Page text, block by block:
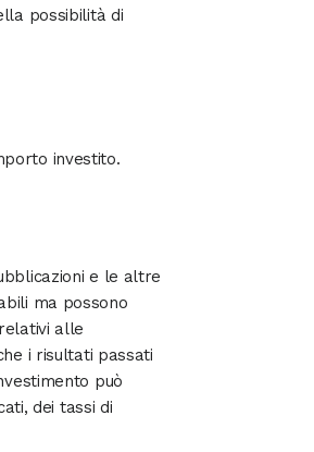
possibilità di
investito.
e le altre
ma possono
alle
i risultati passati
può
dei tassi di